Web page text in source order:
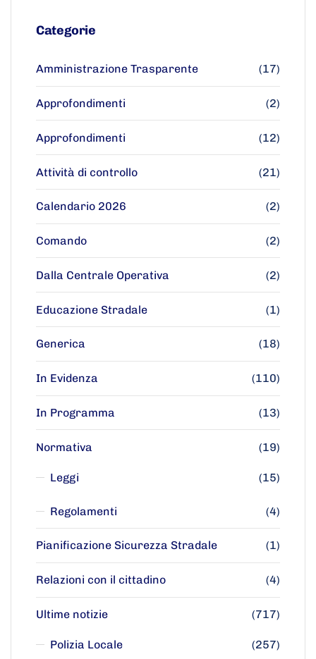
Categorie
Amministrazione Trasparente (17)
Approfondimenti (2)
Approfondimenti (12)
Attività di controllo (21)
Calendario 2026 (2)
Comando (2)
Dalla Centrale Operativa (2)
Educazione Stradale (1)
Generica (18)
In Evidenza (110)
In Programma (13)
Normativa (19)
Leggi (15)
Regolamenti (4)
Pianificazione Sicurezza Stradale (1)
Relazioni con il cittadino (4)
Ultime notizie (717)
Polizia Locale (257)